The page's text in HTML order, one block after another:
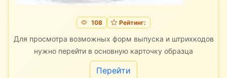
108 Рейтинг:
Для просмотра возможных форм выпуска и штрихкодов
нужно перейти в основную карточку образца
Перейти